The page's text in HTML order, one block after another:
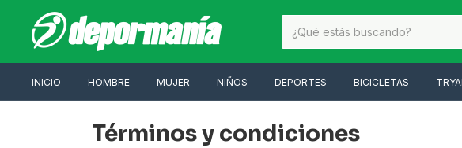
INICIO HOMBRE MUJER NIÑOS DEPORTES BICICLETAS
Términos y condiciones